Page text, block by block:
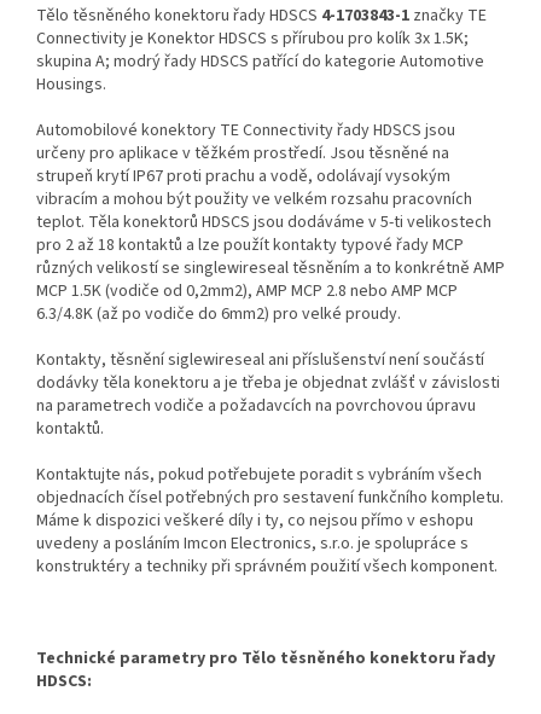
Tělo těsněného konektoru řady HDSCS 4-1703843-1 značky TE
Connectivity je Konektor HDSCS s přírubou pro kolík 3x 1.5K;
skupina A; modrý řady HDSCS patřící do kategorie Automotive
Housings.
Automobilové konektory TE Connectivity řady HDSCS jsou
určeny pro aplikace v těžkém prostředí. Jsou těsněné na
strupeň krytí IP67 proti prachu a vodě, odolávají vysokým
vibracím a mohou být použity ve velkém rozsahu pracovních
teplot. Těla konektorů HDSCS jsou dodáváme v 5-ti velikostech
pro 2 až 18 kontaktů a lze použít kontakty typové řady MCP
různých velikostí se singlewireseal těsněním a to konkrétně AMP
MCP 1.5K (vodiče od 0,2mm2), AMP MCP 2.8 nebo AMP MCP
6.3/4.8K (až po vodiče do 6mm2) pro velké proudy.
Kontakty, těsnění siglewireseal ani příslušenství není součástí
dodávky těla konektoru a je třeba je objednat zvlášť v závislosti
na parametrech vodiče a požadavcích na povrchovou úpravu
kontaktů.
Kontaktujte nás, pokud potřebujete poradit s vybráním všech
objednacích čísel potřebných pro sestavení funkčního kompletu.
Máme k dispozici veškeré díly i ty, co nejsou přímo v eshopu
uvedeny a posláním Imcon Electronics, s.r.o. je spolupráce s
konstruktéry a techniky při správném použití všech komponent.
Technické parametry pro Tělo těsněného konektoru řady
HDSCS: